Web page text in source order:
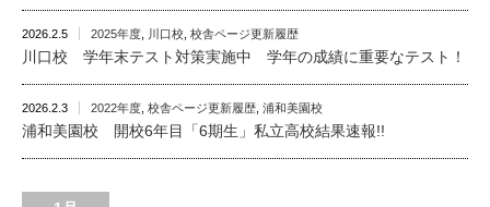
2026.2.5 2025年度 川口校 校舎ページ更新履歴
川口校 学年末テスト対策実施中 学年の成績に重要なテスト！
2026.2.3 2022年度 校舎ページ更新履歴 浦和美園校
浦和美園校 開校6年目「6期生」私立高校結果速報!!